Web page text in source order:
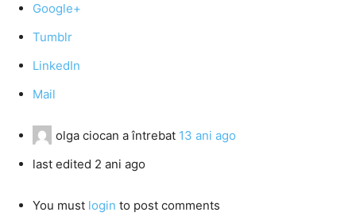
Google+
Tumblr
LinkedIn
Mail
olga ciocan a întrebat 13 ani ago
last edited 2 ani ago
You must login to post comments